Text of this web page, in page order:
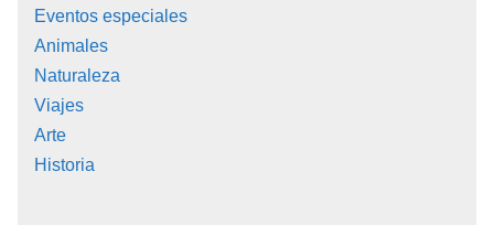
Eventos especiales
Animales
Naturaleza
Viajes
Arte
Historia